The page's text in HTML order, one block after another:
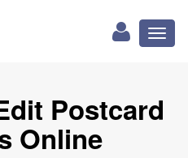
Postcard
Online